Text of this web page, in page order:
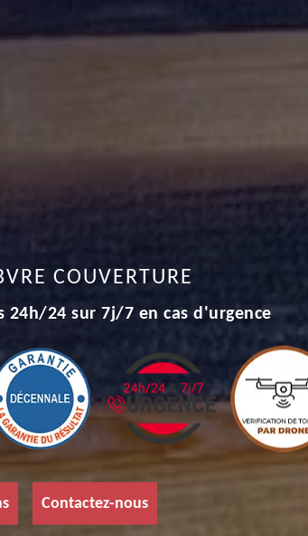
COUVERTURE
24h/24 sur 7j/7 en cas d'urgence
Contactez-nous